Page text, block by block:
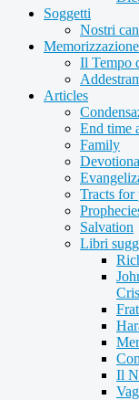
Soggetti
Nostri
Memorizzazione
Il Tempo
Articles
End time
Family
Tracts for
Salvation
Libri
Il